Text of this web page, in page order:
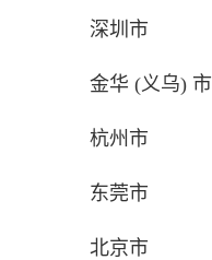
深圳市
金华 (义乌) 市
杭州市
东莞市
北京市